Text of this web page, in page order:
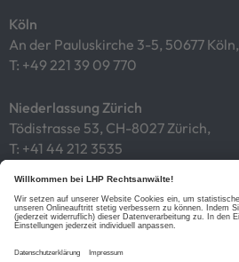
Köln
An der Pauluskirche 3-5, 50677 Köln,
T: +49 221 39 09 770
Niederlassung Zürich
Tödistrasse 53, CH-8027 Zürich,
T: +41 44 212 3535